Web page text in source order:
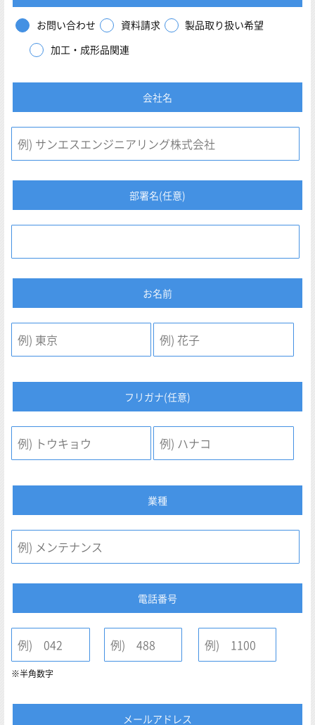
お問い合わせ 資料請求
製品取り扱い希望
加工・成形品関連
会社名
部署名(任意)
お名前
フリガナ(任意)
業種
電話番号
※半角数字
メールアドレス